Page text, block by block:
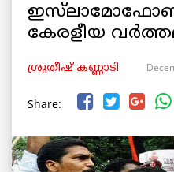
കേരളീയ
ശ്രുതീഷ് കണ്ണാടി
Share: